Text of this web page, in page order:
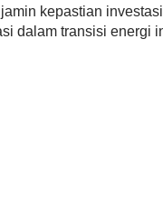
kepastian
dalam transisi energi